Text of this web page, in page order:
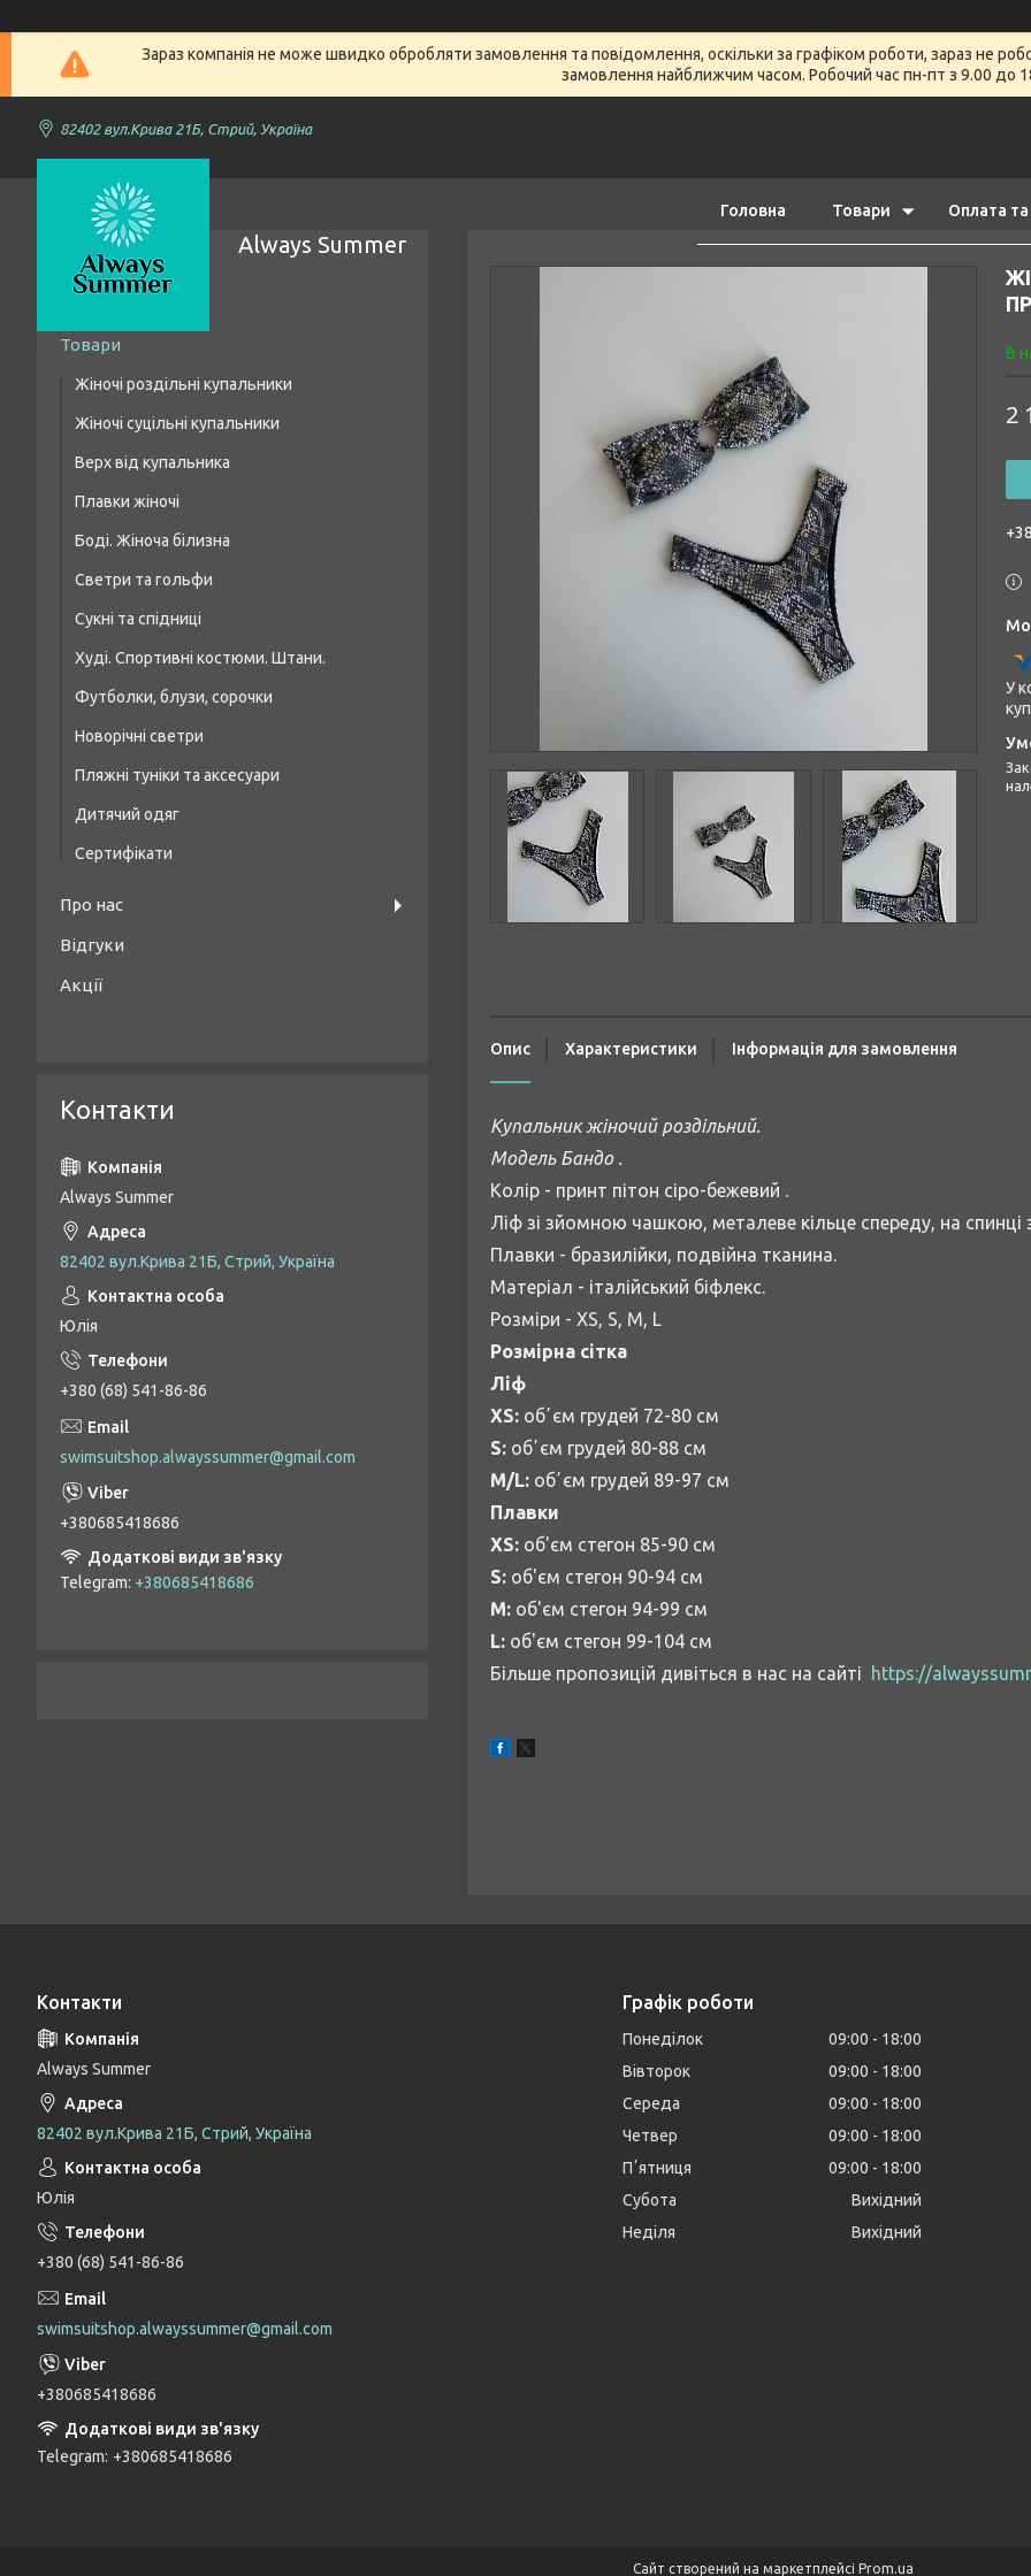
Зараз компанія не може швидко обробляти замовлення та повідомлення, оскільки за графіком роботи, зараз не
замовлення найближчим часом. Робочий час пн-пт з 9.00 до
82402 вул.Крива 21Б, Стрий, Україна
Always Summer
Головна Товари Оплата
В
2
У
Законом не передбачено повернення та обмін даного товару
Опис Характеристики Інформація для замовлення
Купальник жіночий роздільний.
Модель Бандо .
Колір - принт пітон сіро-бежевий .
Ліф зі зйомною чашкою, металеве кільце спереду, на спинці
Плавки - бразилійки, подвійна тканина.
Матеріал - італійський біфлекс.
Розміри - XS, S, M, L
Розмірна сітка
Ліф
XS: обʼєм грудей 72-80 см
S: обʼєм грудей 80-88 см
M/L: обʼєм грудей 89-97 см
Плавки
XS: об'єм стегон 85-90 см
S: об'єм стегон 90-94 см
M: об'єм стегон 94-99 см
L: об'єм стегон 99-104 см
Більше пропозицій дивіться в нас на сайті
https://
Товари
Жіночі роздільні купальники
Купальники бікіні
Купальники з високою талією
Купальники бандо
Купальники топи/шнурівка
Купальники на кісточці, формована чашка
Жіночі суцільні купальники
Верх від купальника
Плавки жіночі
Боді. Жіноча білизна
Светри та гольфи
Сукні та спідниці
Худі. Спортивні костюми. Штани.
Футболки, блузи, сорочки
Новорічні светри
Пляжні туніки та аксесуари
Дитячий одяг
Сертифікати
Про нас
Відгуки
Акції
Контакти
Always Summer
82402 вул.Крива 21Б, Стрий, Україна
Юлія
+380 (68) 541-86-86
swimsuitshop.alwayssummer@gmail.com
+380685418686
Telegram +380685418686
Контакти
Always Summer
82402 вул.Крива 21Б, Стрий, Україна
Юлія
+380 (68) 541-86-86
swimsuitshop.alwayssummer@gmail.com
+380685418686
Telegram +380685418686
Графік роботи
Понеділок 09:00
18:00
Вівторок
09:00
18:00
Середа
09:00
18:00
Четвер
09:00
18:00
Пʼятниця
09:00
18:00
Субота
Вихідний
Неділя
Вихідний
Сайт створений на маркетплейсі Prom.ua